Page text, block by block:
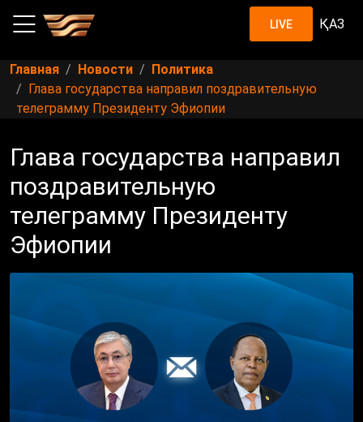
LIVE ҚАЗ
Главная Новости
Политика
Глава государства направил поздравительную
телеграмму Президенту Эфиопии
Глава государства направил
поздравительную
телеграмму Президенту
Эфиопии